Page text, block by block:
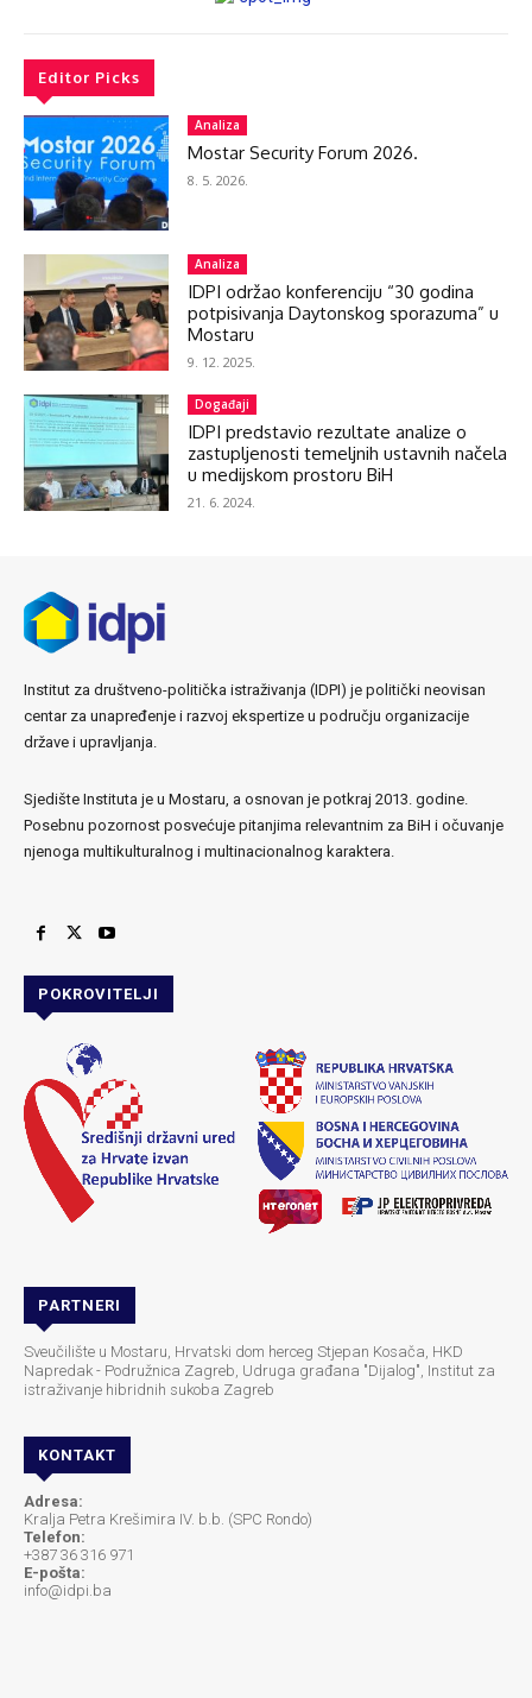
Editor Picks
Analiza
Mostar Security Forum 2026.
8. 5. 2026.
Analiza
IDPI održao konferenciju “30 godina
potpisivanja Daytonskog sporazuma” u
Mostaru
9. 12. 2025.
Događaji
IDPI predstavio rezultate analize o
zastupljenosti temeljnih ustavnih načela
u medijskom prostoru BiH
21. 6. 2024.
Institut za društveno-politička istraživanja (IDPI) je politički neovisan
centar za unapređenje i razvoj ekspertize u području organizacije
države i upravljanja.
Sjedište Instituta je u Mostaru, a osnovan je potkraj 2013. godine.
Posebnu pozornost posvećuje pitanjima relevantnim za BiH i očuvanje
njenoga multikulturalnog i multinacionalnog karaktera.
POKROVITELJI
PARTNERI
Sveučilište u Mostaru, Hrvatski dom herceg Stjepan Kosača, HKD
Napredak - Podružnica Zagreb, Udruga građana "Dijalog", Institut za
istraživanje hibridnih sukoba Zagreb
KONTAKT
Adresa:
Kralja Petra Krešimira IV. b.b. (SPC Rondo)
Telefon:
+387 36 316 971
E-pošta:
info@idpi.ba